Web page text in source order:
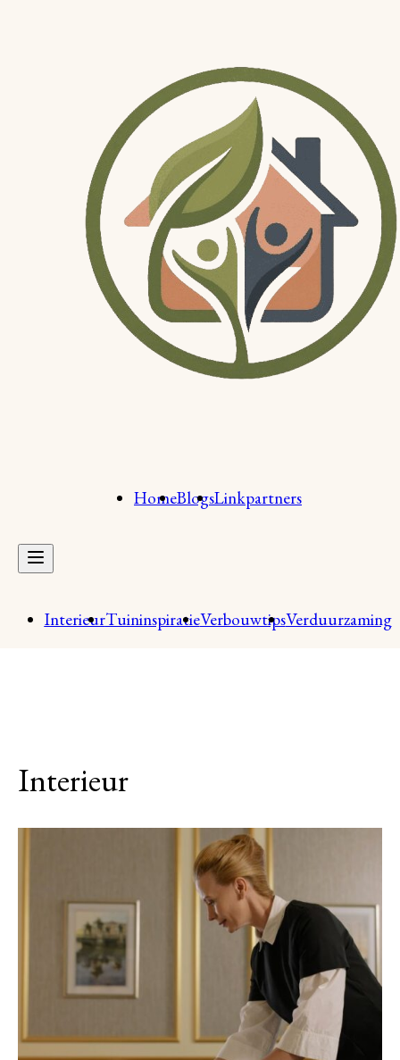
HomeBlogsLinkpartners
InterieurTuininspiratieVerbouwtipsVerduurzaming
Interieur